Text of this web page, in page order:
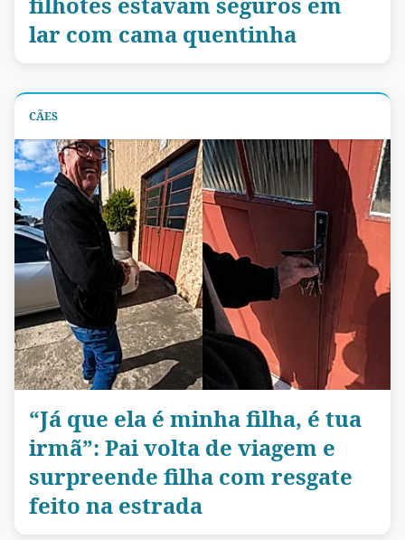
lar com cama quentinha
CÃES
“Já que ela é minha filha, é tua
irmã”: Pai volta de viagem e
surpreende filha com resgate
feito na estrada